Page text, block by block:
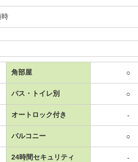
時
角部屋 ○
バス・トイレ別 ○
オートロック付き -
バルコニー ○
24時間セキュリティ -